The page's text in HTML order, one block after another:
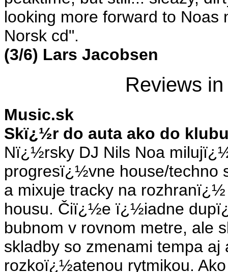
looking more forward to Noas
Norsk cd".
(3/6) Lars Jacobsen
Reviews
Music.sk
Skï¿½r do auta ako do
Nï¿½rsky DJ Nils Noa
progresï¿½vne house/techno
a mixuje tracky na
housu. Čiï¿½e ï¿½iadne
bubnom v rovnom metre,
skladby so zmenami tempa
rozkoï¿½atenou rytmikou.